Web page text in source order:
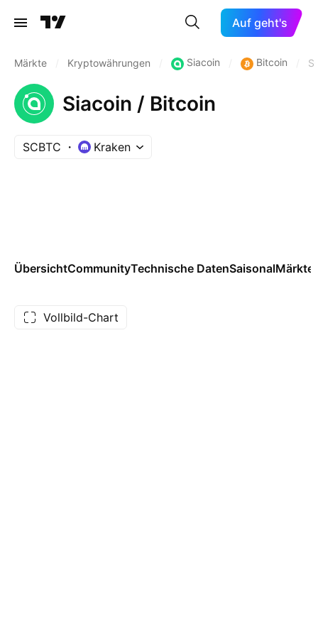
Auf geht's
Märkte Kryptowährungen Siacoin Bitcoin
Siacoin / Bitcoin
SCBTC Kraken
ÜbersichtCommunityTechnische DatenSaisonalMärkte
Vollbild-Chart